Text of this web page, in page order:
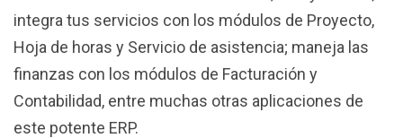
integra tus servicios con los módulos de Proyecto,
Hoja de horas y Servicio de asistencia; maneja las
finanzas con los módulos de Facturación y
Contabilidad, entre muchas otras aplicaciones de
este potente ERP.